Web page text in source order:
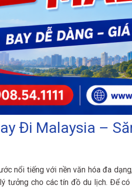
Đi Malaysia –
nổi tiếng với nền văn hóa đa
tưởng cho các tín đồ du lịch. Để